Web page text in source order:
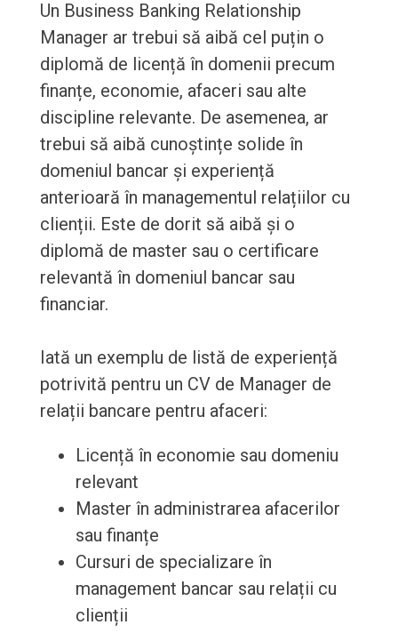
Un Business Banking Relationship
Manager ar trebui să aibă cel puțin o
diplomă de licență în domenii precum
finanțe, economie, afaceri sau alte
discipline relevante. De asemenea, ar
trebui să aibă cunoștințe solide în
domeniul bancar și experiență
anterioară în managementul relațiilor cu
clienții. Este de dorit să aibă și o
diplomă de master sau o certificare
relevantă în domeniul bancar sau
financiar.
Iată un exemplu de listă de experiență
potrivită pentru un CV de Manager de
relații bancare pentru afaceri:
Licență în economie sau domeniu
relevant
Master în administrarea afacerilor
sau finanțe
Cursuri de specializare în
management bancar sau relații cu
clienții